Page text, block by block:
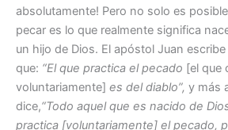
absolutamente! Pero no solo es
pecar es lo que realmente significa
un hijo de Dios. El apóstol Juan
que: “El que practica el pecado [el que
voluntariamente] es del diablo”, y más
dice,“Todo aquel que es nacido de
practica [voluntariamente] el pecado,